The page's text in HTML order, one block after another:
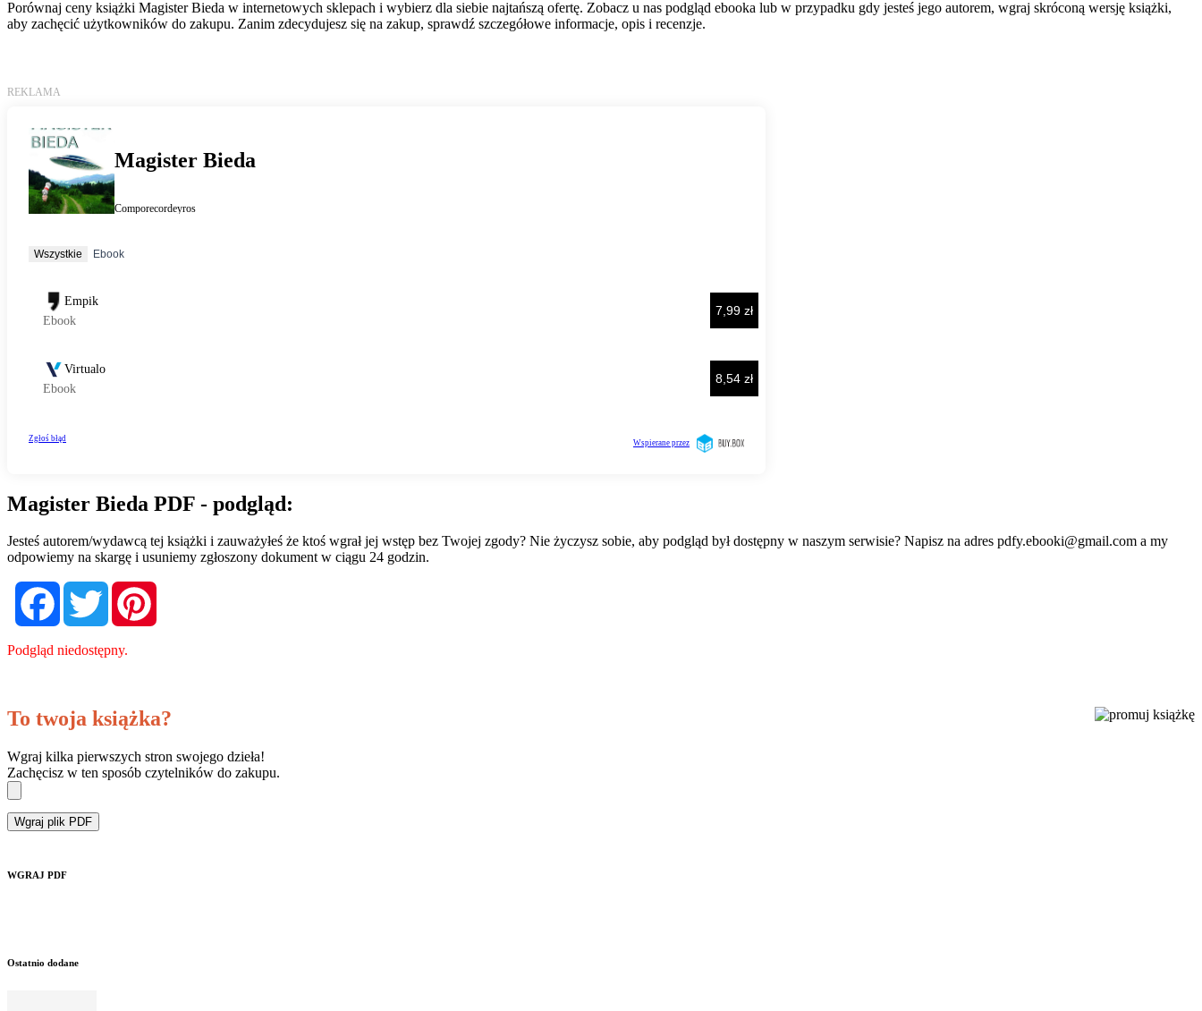
Porównaj ceny książki Magister Bieda w internetowych sklepach i wybierz dla siebie najtańszą ofertę. Zobacz u nas podgląd ebooka lub w przypadku gdy jesteś jego autorem, wgraj skróconą wersję książki,
aby zachęcić użytkowników do zakupu. Zanim zdecydujesz się na zakup, sprawdź szczegółowe informacje, opis i recenzje.
Magister Bieda PDF - podgląd:
Jesteś autorem/wydawcą tej książki i zauważyłeś że ktoś wgrał jej wstęp bez Twojej zgody? Nie życzysz sobie, aby podgląd był dostępny w naszym serwisie? Napisz na adres pdfy.ebooki@gmail.com a my
odpowiemy na skargę i usuniemy zgłoszony dokument w ciągu 24 godzin.
FacebookTwitter
Podgląd niedostępny.
To twoja książka?
Wgraj kilka pierwszych stron swojego dzieła!
Zachęcisz w ten sposób czytelników do zakupu.
Wgraj plik PDF
WGRAJ PDF
Ostatnio dodane